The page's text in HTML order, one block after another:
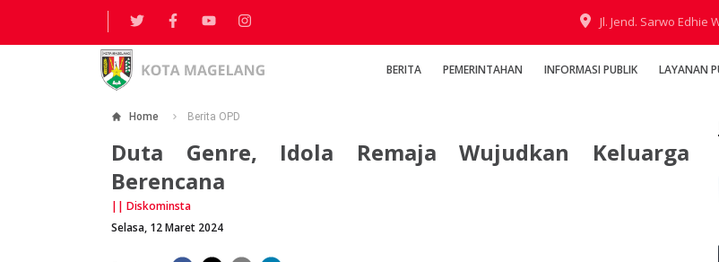
Jl. Jend. Sarwo Edhie
BERITA PEMERINTAHAN INFORMASI PUBLIK LAYANAN
Home Berita OPD
Duta Genre, Idola Remaja Wujudkan Keluarga
Berencana
|| Diskominsta
Selasa, 12 Maret 2024